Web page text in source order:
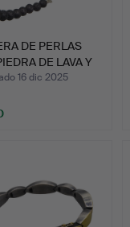
DE PERLAS
DE LAVA Y
16 dic 2025